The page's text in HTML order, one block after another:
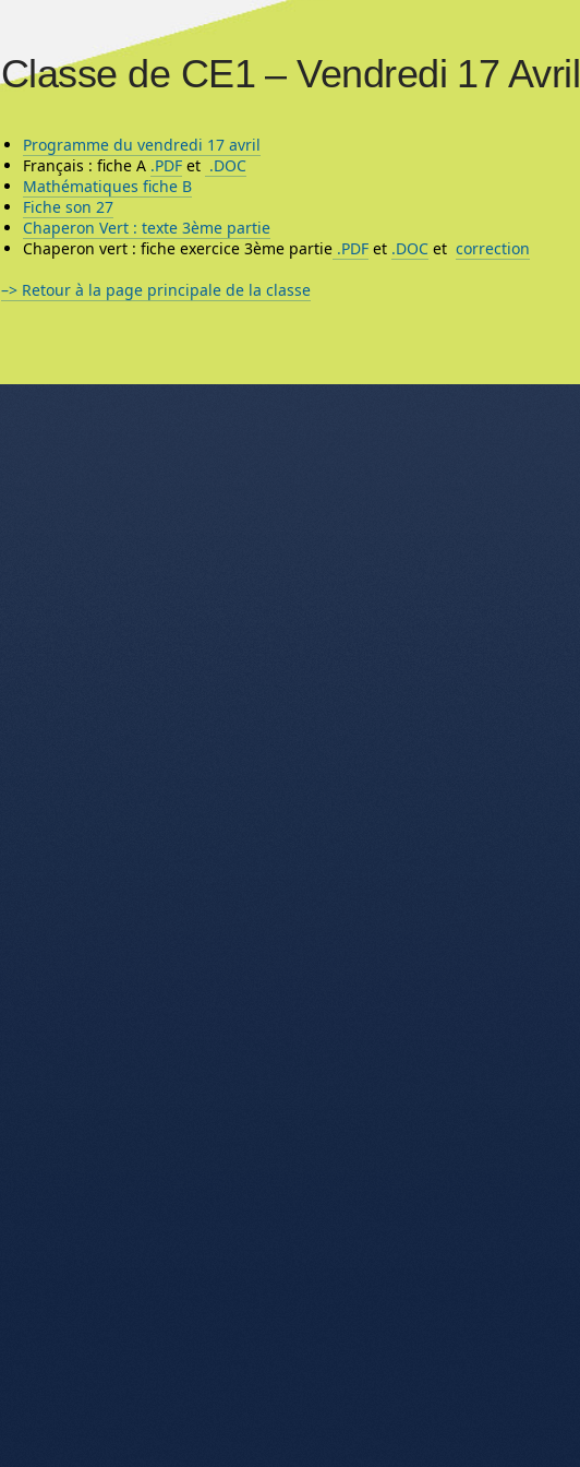
Classe de CE1 – Vendredi 17 Avril
Programme du vendredi 17 avril
Français : fiche A .PDF et .DOC
Mathématiques fiche B
Fiche son 27
Chaperon Vert : texte 3ème partie
Chaperon vert : fiche exercice 3ème partie .PDF et .DOC et correction
–> Retour à la page principale de la classe
Menu de l'article